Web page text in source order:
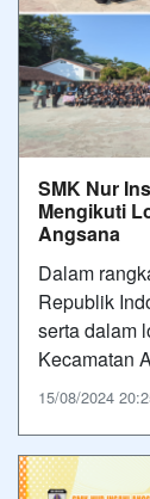
SMK Nur
Mengikuti
Angsana
Dalam
Republik
serta dalam
Kecamatan
15/08/2024